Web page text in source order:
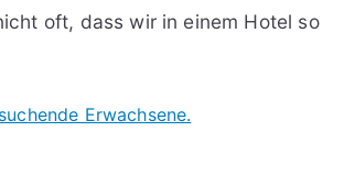
oft, dass wir in einem Hotel so
Erwachsene.